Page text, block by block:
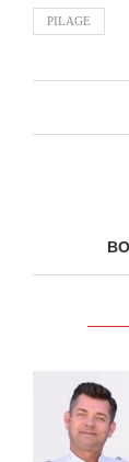
PILAGE